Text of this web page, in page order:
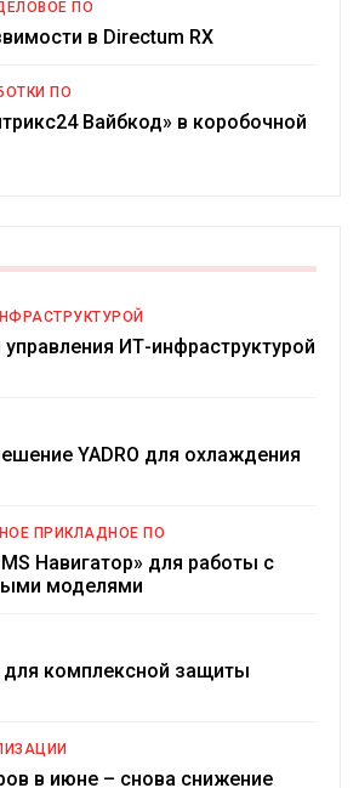
ПО
в Directum RX
ПО
Вайбкод» в коробочной
ИТ-инфраструктурой
YADRO для охлаждения
ПРИКЛАДНОЕ ПО
Навигатор» для работы с
моделями
для комплексной защиты
в июне – снова снижение